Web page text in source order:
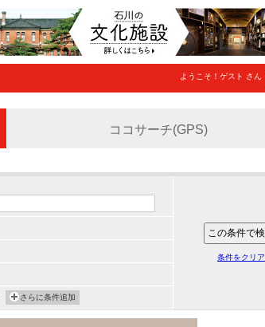
ようこそ！ ゲスト さん
ココサーチ(GPS)
さらに条件追加
条件をクリア